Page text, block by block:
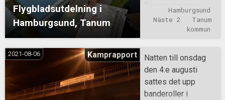
Flygbladsutdelning i
Hamburgsund, Tanum
Tanums kommun
och upplyste folket
om den vita rasens
att dela ut flygblad.
Hamburgsund
Näste 2
Tanum
kommun
2021-08-06 Kamprapport
Natten till onsdag
den 4:e augusti
sattes det upp
banderoller i